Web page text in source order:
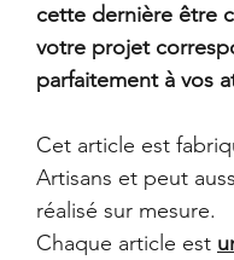
cette dernière être
votre projet
parfaitement à vos
Cet article est
Artisans et peut
réalisé sur mesure.
Chaque article est